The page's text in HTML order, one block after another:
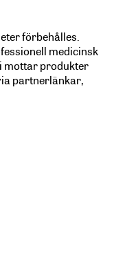
förbehålles.
medicinsk
mottar produkter
partnerlänkar,